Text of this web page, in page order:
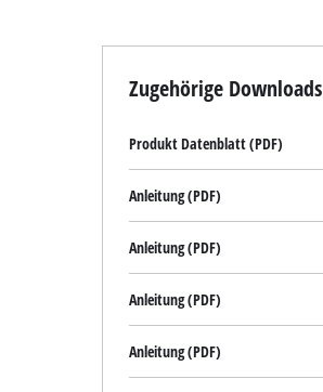
Zugehörige Downloads
Produkt Datenblatt (PDF)
Anleitung (PDF)
Anleitung (PDF)
Anleitung (PDF)
Anleitung (PDF)